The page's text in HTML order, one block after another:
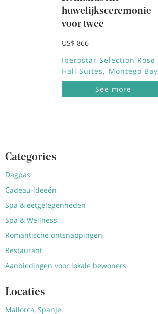
huwelijksceremonie
voor twee
US$ 866
Iberostar Selection Rose
Hall Suites
Montego Bay
See more
Categories
Dagpas
Cadeau-ideeën
Spa & eetgelegenheden
Spa & Wellness
Romantische ontsnappingen
Restaurant
Aanbiedingen voor lokale bewoners
Locaties
Mallorca, Spanje